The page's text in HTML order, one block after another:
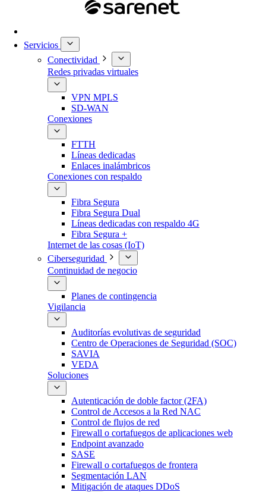
Servicios
Conectividad
Redes privadas virtuales
VPN MPLS
SD-WAN
Conexiones
FTTH
Líneas dedicadas
Enlaces inalámbricos
Conexiones con respaldo
Fibra Segura
Fibra Segura Dual
Líneas dedicadas con respaldo 4G
Fibra Segura +
Internet de las cosas (IoT)
Ciberseguridad
Continuidad de negocio
Planes de contingencia
Vigilancia
Auditorías evolutivas de seguridad
Centro de Operaciones de Seguridad (SOC)
SAVIA
VEDA
Soluciones
Autenticación de doble factor (2FA)
Control de Accesos a la Red NAC
Control de flujos de red
Firewall o cortafuegos de aplicaciones web
Endpoint avanzado
SASE
Firewall o cortafuegos de frontera
Segmentación LAN
Mitigación de ataques DDoS